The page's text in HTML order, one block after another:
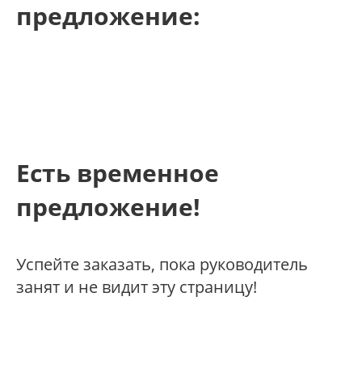
предложение:
Есть временное
предложение!
Успейте заказать, пока руководитель
занят и не видит эту страницу!